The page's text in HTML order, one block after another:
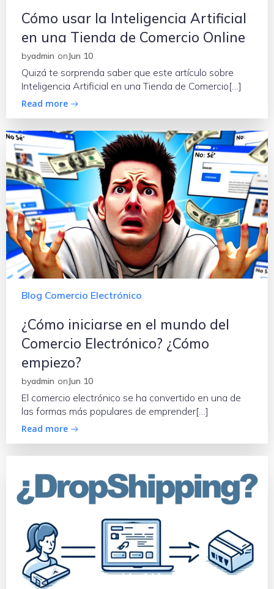
Cómo usar la Inteligencia Artificial
en una Tienda de Comercio Online
byadmin onJun 10
Quizá te sorprenda saber que este artículo sobre
Inteligencia Artificial en una Tienda de Comercio[…]
Read more
Blog Comercio Electrónico
¿Cómo iniciarse en el mundo del
Comercio Electrónico? ¿Cómo
empiezo?
byadmin onJun 10
El comercio electrónico se ha convertido en una de
las formas más populares de emprender[…]
Read more